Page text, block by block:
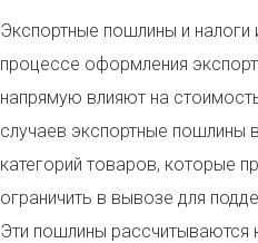
Экспортные пошлины и
процессе оформления
напрямую влияют на
случаев экспортные пошлины
категорий товаров, которые
ограничить в вывозе для
Эти пошлины